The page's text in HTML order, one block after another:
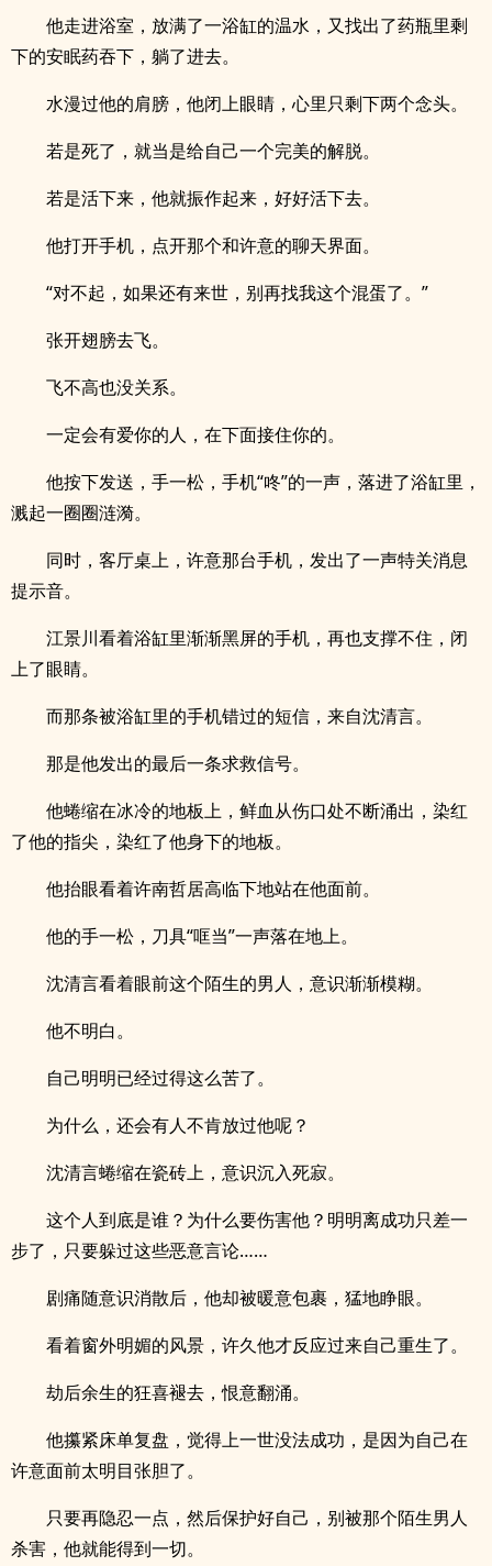
他走进浴室，放满了一浴缸的温水，又找出了药瓶里剩
下的安眠药吞下，躺了进去。
水漫过他的肩膀，他闭上眼睛，心里只剩下两个念头。
若是死了，就当是给自己一个完美的解脱。
若是活下来，他就振作起来，好好活下去。
他打开手机，点开那个和许意的聊天界面。
“对不起，如果还有来世，别再找我这个混蛋了。”
张开翅膀去飞。
飞不高也没关系。
一定会有爱你的人，在下面接住你的。
他按下发送，手一松，手机“咚”的一声，落进了浴缸里，
溅起一圈圈涟漪。
同时，客厅桌上，许意那台手机，发出了一声特关消息
提示音。
江景川看着浴缸里渐渐黑屏的手机，再也支撑不住，闭
上了眼睛。
而那条被浴缸里的手机错过的短信，来自沈清言。
那是他发出的最后一条求救信号。
他蜷缩在冰冷的地板上，鲜血从伤口处不断涌出，染红
了他的指尖，染红了他身下的地板。
他抬眼看着许南哲居高临下地站在他面前。
他的手一松，刀具“哐当”一声落在地上。
沈清言看着眼前这个陌生的男人，意识渐渐模糊。
他不明白。
自己明明已经过得这么苦了。
为什么，还会有人不肯放过他呢？
沈清言蜷缩在瓷砖上，意识沉入死寂。
这个人到底是谁？为什么要伤害他？明明离成功只差一
步了，只要躲过这些恶意言论……
剧痛随意识消散后，他却被暖意包裹，猛地睁眼。
看着窗外明媚的风景，许久他才反应过来自己重生了。
劫后余生的狂喜褪去，恨意翻涌。
他攥紧床单复盘，觉得上一世没法成功，是因为自己在
许意面前太明目张胆了。
只要再隐忍一点，然后保护好自己，别被那个陌生男人
杀害，他就能得到一切。